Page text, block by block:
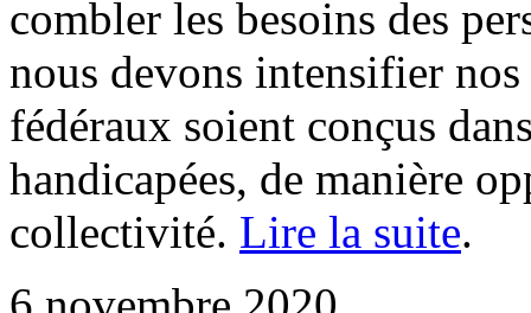
combler les besoins des
nous devons intensifier
fédéraux soient conçus
handicapées, de manière
collectivité. Lire la suite.